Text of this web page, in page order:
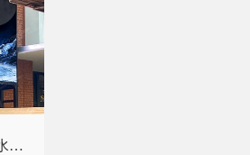
C-Fit P5户外高清防水自散热LED显示屏罗马尼亚项目